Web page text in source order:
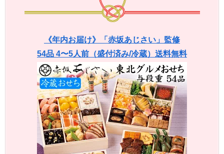
《年内お届け》「赤坂あじさい」監修
54品 4〜5人前（盛付済み/冷蔵）送料無料